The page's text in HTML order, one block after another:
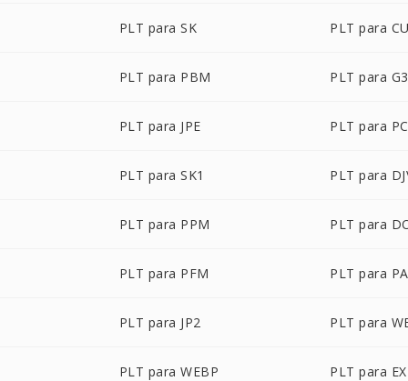
PLT para SK PLT para
PLT para PBM PLT para G3
PLT para JPE PLT para
PLT para SK1 PLT para
PLT para PPM PLT para
PLT para PFM PLT para
PLT para JP2 PLT para
PLT para WEBP PLT para